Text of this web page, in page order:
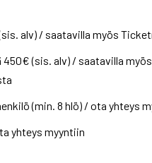
alv) / saatavilla myös
450€ (sis. alv) / saatavilla myös
(min. 8 hlö) / ota yhteys
yhteys myyntiin